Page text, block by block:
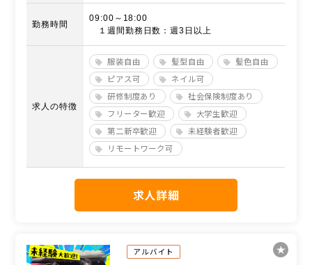
勤務時間
09:00～18:00
１週間勤務日数：週3日以上
求人の特徴
服装自由 髪型自由
髪色自由
ピアス可
ネイル可
研修制度あり
社会保険制度あり
フリーター歓迎
大学生歓迎
第二新卒歓迎
未経験者歓迎
リモートワーク可
求人詳細
アルバイト